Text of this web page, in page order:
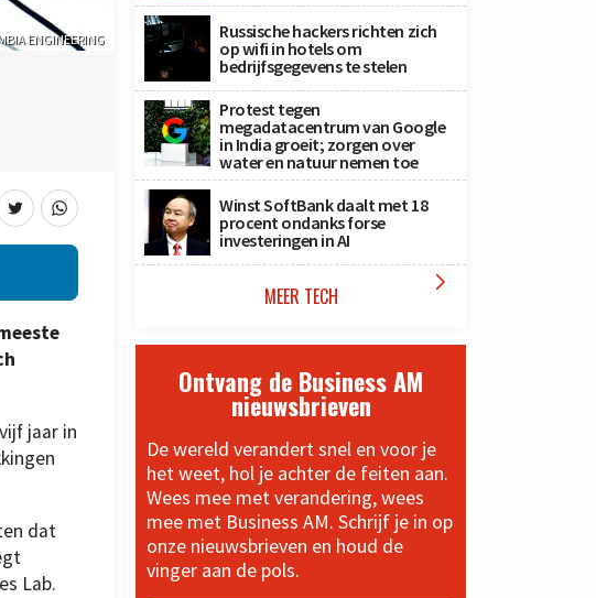
ENGINEERING
jaar in
dat
Lab.
Russische hackers richten zich
op wifi in hotels om
bedrijfsgegevens te stelen
Protest tegen
megadatacentrum van Google
in India groeit; zorgen over
water en natuur nemen toe
Winst SoftBank daalt met 18
procent ondanks forse
investeringen in AI
MEER TECH 
Ontvang de Business AM
nieuwsbrieven
De wereld verandert snel en voor je
het weet, hol je achter de feiten aan.
Wees mee met verandering, wees
mee met Business AM. Schrijf je in op
onze nieuwsbrieven en houd de
vinger aan de pols.